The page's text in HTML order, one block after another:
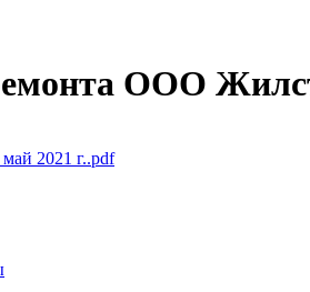
ООО
2021 г..pdf